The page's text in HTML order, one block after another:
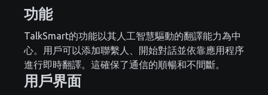
功能
TalkSmart的功能以其人工智慧驅動的翻譯能力為中
心。用戶可以添加聯繫人、開始對話並依靠應用程序
進行即時翻譯。這確保了通信的順暢和不間斷。
用戶界面